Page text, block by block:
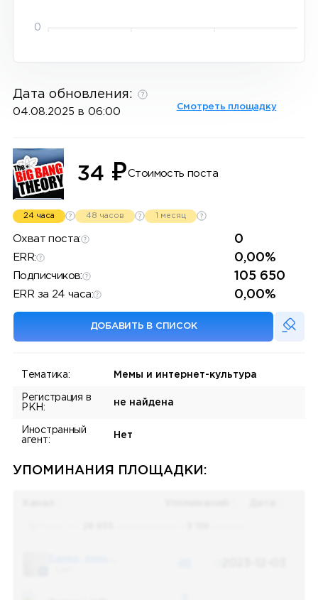
0
Дата обновления:
04.08.2025 в 06:00 Смотреть площадку
34 ₽Стоимость поста
24 часа 48 часов 1 месяц
Охват поста: 0
ERR: 0,00%
Подписчиков: 105 650
ERR за 24 часа: 0,00%
ДОБАВИТЬ В СПИСОК
Тематика: Мемы и интернет-культура
Регистрация в
РКН:
не найдена
Иностранный
агент:
Нет
УПОМИНАНИЯ ПЛОЩАДКИ: